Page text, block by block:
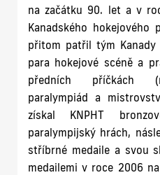
na začátku 90. let a v
Kanadského hokejového
přitom patřil tým
para hokejové scéně a
předních příčkách
paralympiád a
získal KNPHT
paralympijský hrách,
stříbrné medaile a svou
medailemi v roce 2006